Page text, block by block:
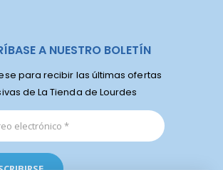
A NUESTRO BOLETÍN
para recibir las últimas ofertas
de La Tienda de Lourdes